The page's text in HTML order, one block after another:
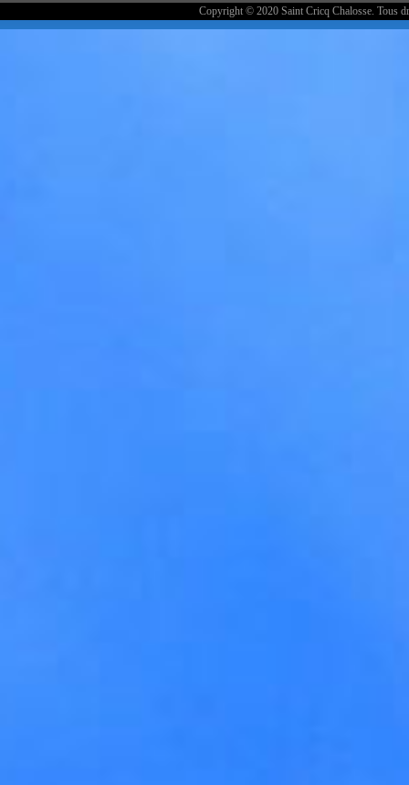
Copyright © 2020 Saint Cricq Chalosse. Tous